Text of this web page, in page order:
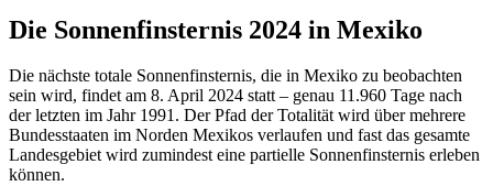
Die Sonnenfinsternis 2024 in Mexiko
Die nächste totale Sonnenfinsternis, die in Mexiko zu beobachten
sein wird, findet am 8. April 2024 statt – genau 11.960 Tage nach
der letzten im Jahr 1991. Der Pfad der Totalität wird über mehrere
Bundesstaaten im Norden Mexikos verlaufen und fast das gesamte
Landesgebiet wird zumindest eine partielle Sonnenfinsternis erleben
können.